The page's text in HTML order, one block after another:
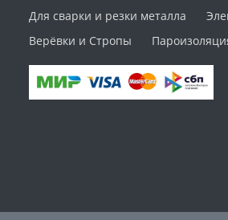
Для сварки и резки металла
Верёвки и Стропы